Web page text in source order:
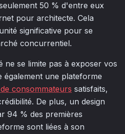
50 % d'entre eux
pour architecte. Cela
significative pour se
concurrentiel.
ne se limite pas à exposer vos
également une plateforme
consommateurs satisfaits,
De plus, un design
94 % des premières
sont liées à son